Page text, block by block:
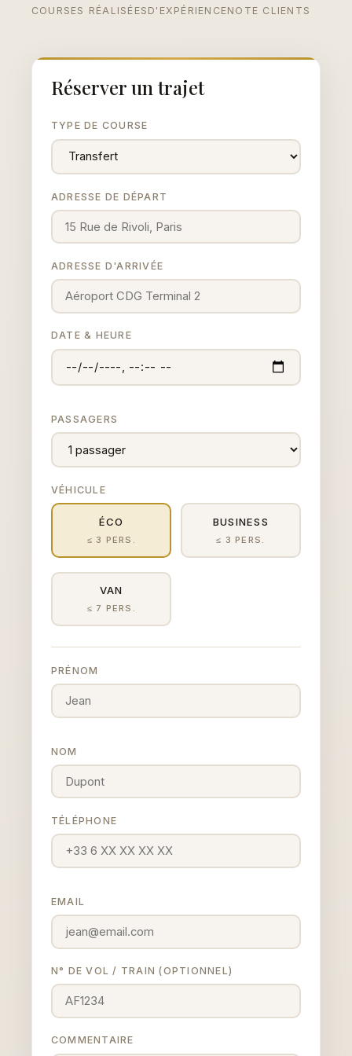
COURSES RÉALISÉES D'EXPÉRIENCENOTE CLIENTS
Réserver un trajet
TYPE DE COURSE
ADRESSE DE DÉPART
ADRESSE D'ARRIVÉE
DATE & HEURE
PASSAGERS
VÉHICULE
ÉCO
≤ 3 PERS.
BUSINESS
≤ 3 PERS.
VAN
≤ 7 PERS.
PRÉNOM
NOM
TÉLÉPHONE
EMAIL
N° DE VOL / TRAIN (OPTIONNEL)
COMMENTAIRE